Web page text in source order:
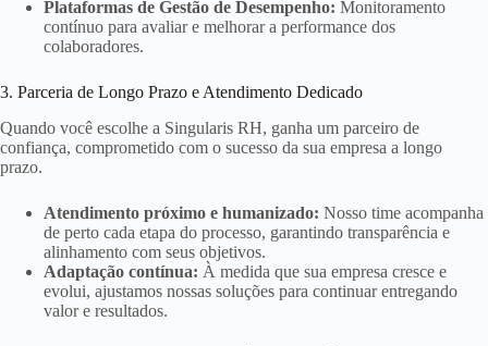
Plataformas de Gestão de Desempenho: Monitoramento
contínuo para avaliar e melhorar a performance dos
colaboradores.
3. Parceria de Longo Prazo e Atendimento Dedicado
Quando você escolhe a Singularis RH, ganha um parceiro de
confiança, comprometido com o sucesso da sua empresa a longo
prazo.
Atendimento próximo e humanizado: Nosso time acompanha
de perto cada etapa do processo, garantindo transparência e
alinhamento com seus objetivos.
Adaptação contínua: À medida que sua empresa cresce e
evolui, ajustamos nossas soluções para continuar entregando
valor e resultados.